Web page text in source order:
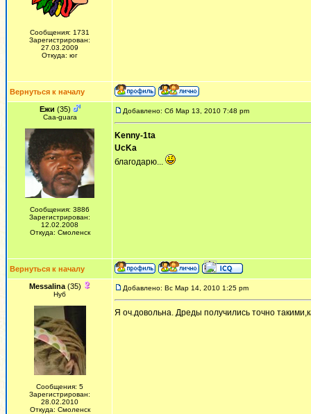
Сообщения: 1731
Зарегистрирован:
27.03.2009
Откуда: юг
Вернуться к началу
Ежи (35)
Сaa-guara
Сообщения: 3886
Зарегистрирован:
12.02.2008
Откуда: Смоленск
Добавлено: Сб Мар 13, 2010 7:48 pm
Kenny-1ta
UcKa
благодарю...
Вернуться к началу
Messalina(35)
Нуб
Сообщения: 5
Зарегистрирован:
28.02.2010
Откуда: Смоленск
Добавлено: Вс Мар 14, 2010 1:25 pm
Я оч.довольна. Дреды получились точно